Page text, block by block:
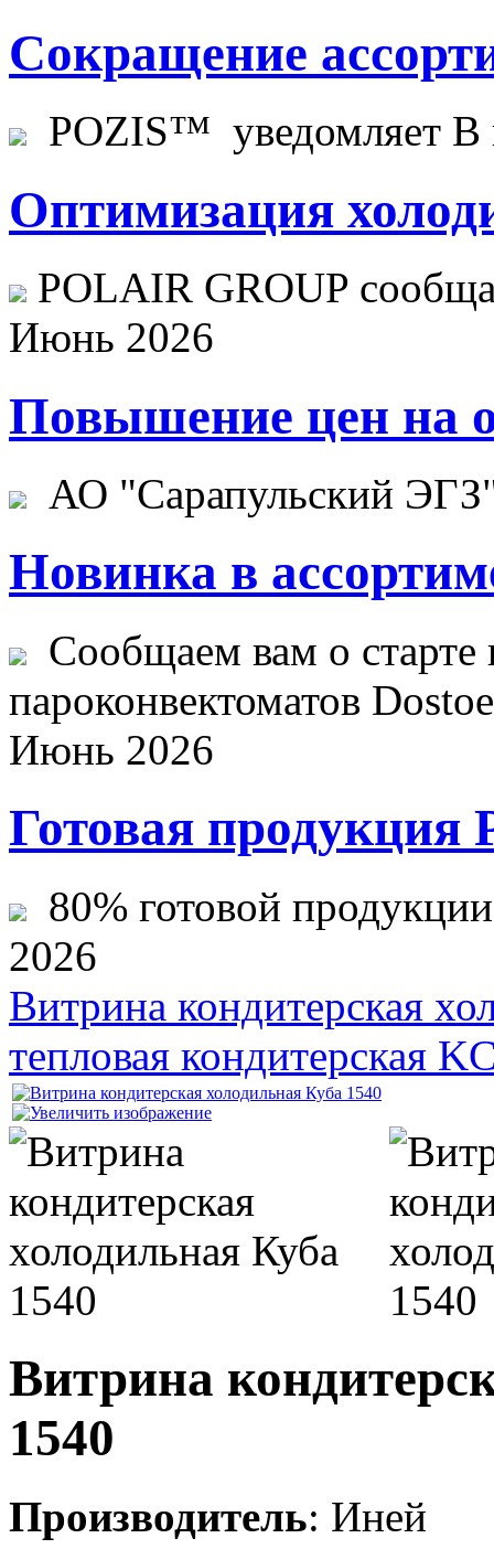
Сокращение
POZIS™ уведомляет В
Оптимизация
POLAIR GROUP
Июнь 2026
Повышение цен на
АО "Сарапульский
Новинка в
Сообщаем вам о старте
пароконвектоматов
Июнь 2026
Готовая продукция
80% готовой
2026
Витрина кондитерская
тепловая кондитерская
Витрина
1540
Производитель: Иней